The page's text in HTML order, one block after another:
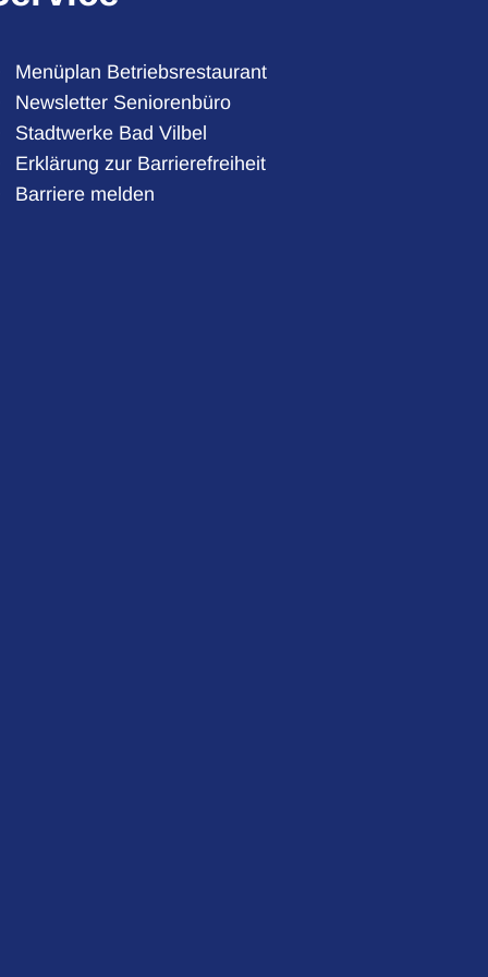
Uhr
Menüplan Betriebsrestaurant
Newsletter Seniorenbüro
Stadtwerke Bad Vilbel
Erklärung zur Barrierefreiheit
Barriere melden